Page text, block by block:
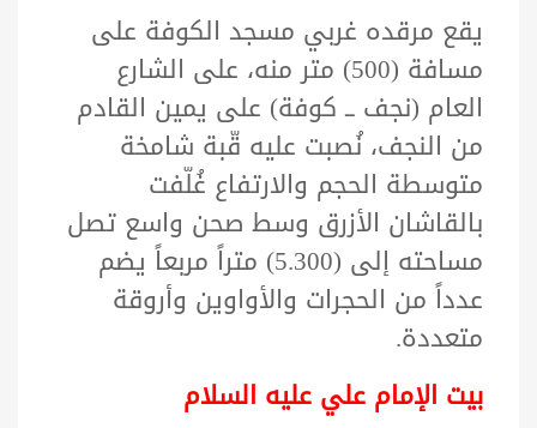
يقع مرقده غربي مسجد الكوفة على
مسافة (500) متر منه، على الشارع
العام (نجف ــ كوفة) على يمين القادم
من النجف، نُصبت عليه قّبة شامخة
متوسطة الحجم والارتفاع غُلّفت
بالقاشان الأزرق وسط صحن واسع تصل
مساحته إلى (5.300) متراً مربعاً يضم
عدداً من الحجرات والأواوين وأروقة
متعددة.
بيت الإمام علي عليه السلام